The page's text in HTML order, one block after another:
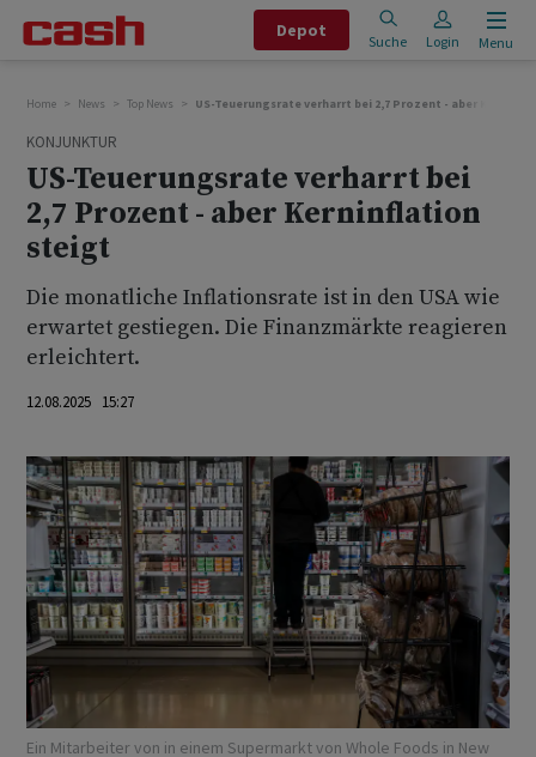
Depot
Suche Login Menu
Home News Top News US-Teuerungsrate verharrt bei 2,7 Prozent - aber
KONJUNKTUR
US-Teuerungsrate verharrt bei
2,7 Prozent - aber Kerninflation
steigt
Die monatliche Inflationsrate ist in den USA wie
erwartet gestiegen. Die Finanzmärkte reagieren
erleichtert.
12.08.2025 15:27
Ein Mitarbeiter von in einem Supermarkt von Whole Foods in New